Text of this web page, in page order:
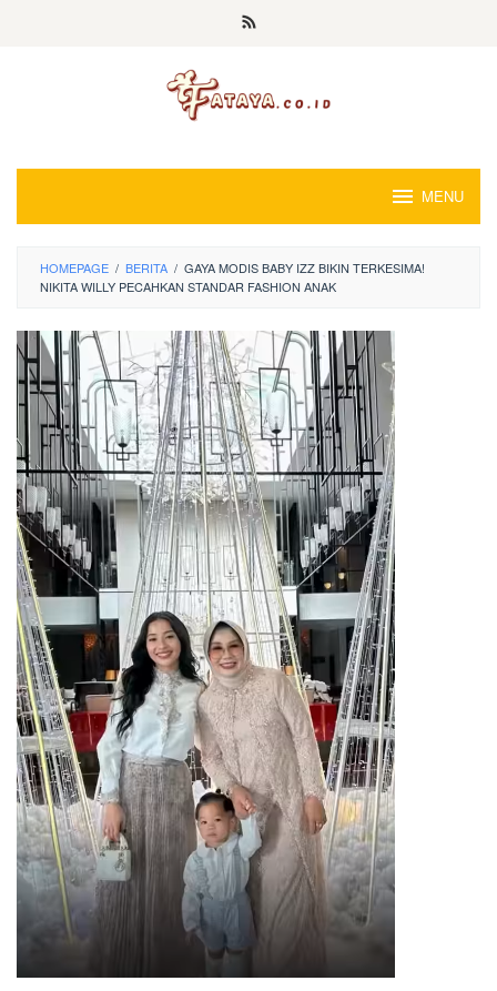
MENU
HOMEPAGE / BERITA / GAYA MODIS BABY IZZ BIKIN TERKESIMA!
NIKITA WILLY PECAHKAN STANDAR FASHION ANAK